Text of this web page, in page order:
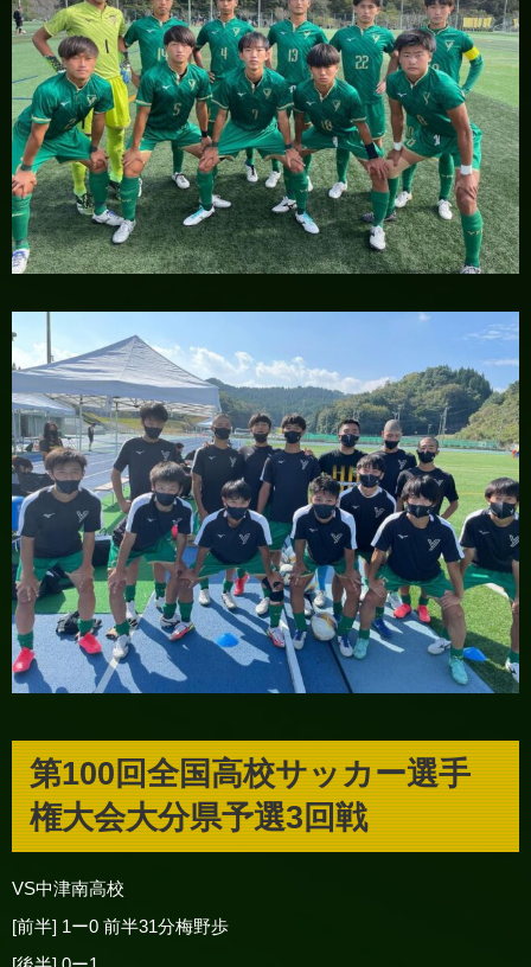
第100回全国高校サッカー選手
権大会大分県予選3回戦
VS中津南高校
[前半] 1ー0 前半31分梅野歩